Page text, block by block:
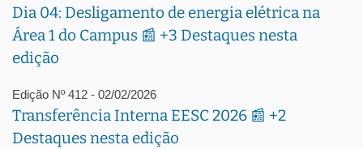
Dia 04: Desligamento de energia elétrica na
Área 1 do Campus 📰 +3 Destaques nesta
edição
Edição Nº 412 - 02/02/2026
Transferência Interna EESC 2026 📰 +2
Destaques nesta edição